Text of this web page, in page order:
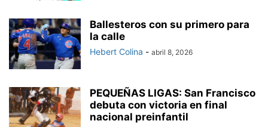
Ballesteros con su primero para
la calle
Hebert Colina - abril 8, 2026
PEQUEÑAS LIGAS: San Francisco
debuta con victoria en final
nacional preinfantil